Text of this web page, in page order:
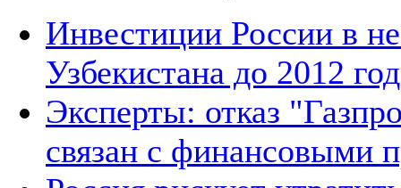
Инвестиции России в
Узбекистана до 2012
Эксперты: отказ
связан с финансовыми